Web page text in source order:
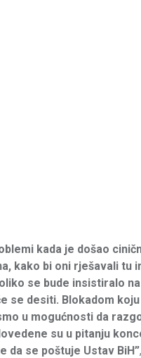
kada je došao
kako bi oni rješavali tu
se bude insistiralo
se desiti. Blokadom
u mogućnosti da
su u pitanju
da se poštuje Ustav BiH”